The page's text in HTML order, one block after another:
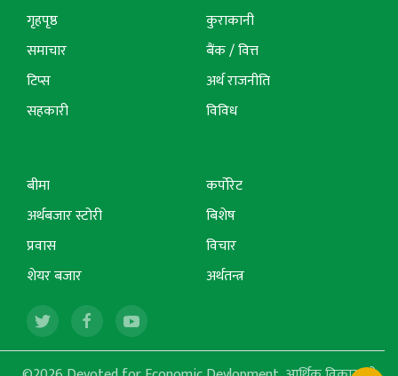
गृहपृष्ठ
समाचार
टिप्स
सहकारी
कुराकानी
बैंक / वित्त
अर्थ राजनीति
विविध
बीमा
अर्थबजार स्टोरी
प्रवास
शेयर बजार
कर्पोरेट
बिशेष
विचार
अर्थतन्त्र